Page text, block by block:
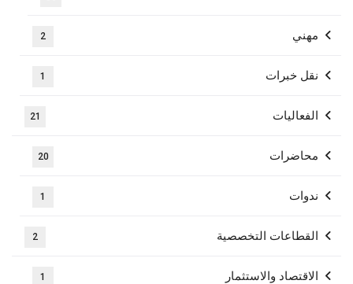
مهني 2
نقل خبرات 1
الفعاليات 21
محاضرات 20
ندوات 1
القطاعات التخصصية 2
الاقتصاد والاستثمار 1